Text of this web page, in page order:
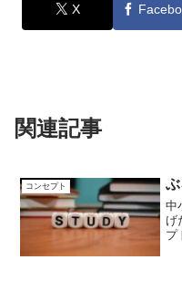
X
関連記事
コンセプト
中
げ
プ